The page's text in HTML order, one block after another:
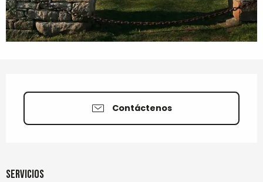
Horarios y datos de contacto
Contáctenos
Servicios